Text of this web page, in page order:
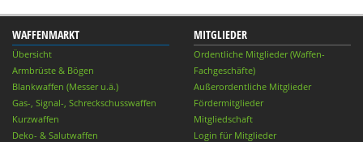
WAFFENMARKT
Übersicht
Armbrüste & Bögen
Blankwaffen (Messer u.ä.)
Gas-, Signal-, Schreckschusswaffen
Kurzwaffen
Deko- & Salutwaffen
MITGLIEDER
Ordentliche Mitglieder (Waffen-
Fachgeschäfte)
Außerordentliche Mitglieder
Fördermitglieder
Mitgliedschaft
Login für Mitglieder